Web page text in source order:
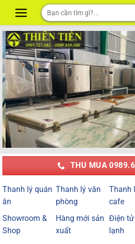
content
Tìm
kiếm:
THU MUA
Thanh lý quán
ăn
Thanh lý văn
phòng
Thanh
cafe
Showroom &
Shop
Hàng mới sản
xuất
Điện
lạnh